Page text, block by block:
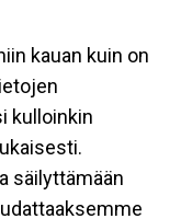
kauan kuin on
kulloinkin
säilyttämään